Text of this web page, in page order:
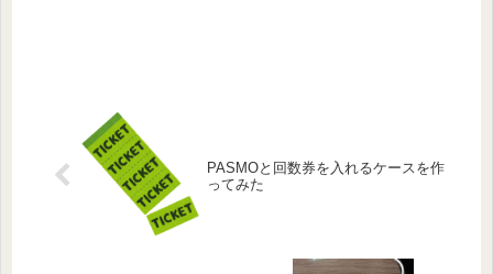
PASMOと回数券を入れるケースを作
ってみた